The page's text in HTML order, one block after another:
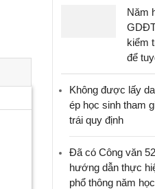
Năm
kiểm
để
Không được lấy
ép học sinh tham
trái quy định
Đã có Công văn
hướng dẫn thực
phổ thông năm